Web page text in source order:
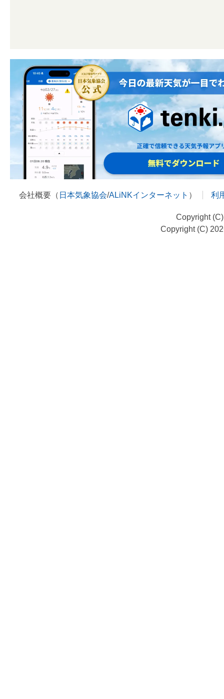
会社概要（ 日本気象協会/ALiNKインターネット ） 利
Copyright
Copyright (C)